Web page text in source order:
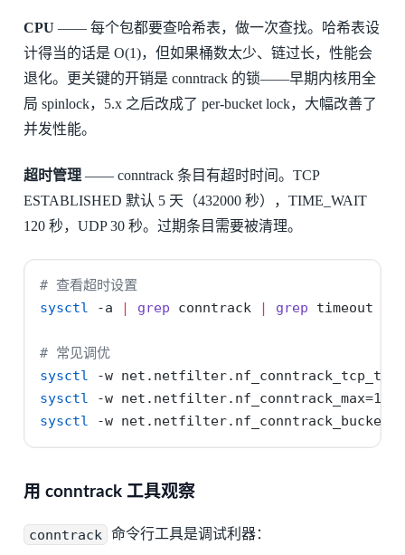
CPU —— 每个包都要查哈希表，做一次查找。哈希表设
计得当的话是 O(1)，但如果桶数太少、链过长，性能会
退化。更关键的开销是 conntrack 的锁——早期内核用全
局 spinlock，5.x 之后改成了 per-bucket lock，大幅改善了
并发性能。
超时管理—— conntrack 条目有超时时间。TCP
ESTABLISHED 默认 5 天（432000 秒），TIME_WAIT
120 秒，UDP 30 秒。过期条目需要被清理。
# 查看超时设置
sysctl
-a | grep conntrack | grep timeout
# 常见调优
sysctl
-w
sysctl
-w
sysctl
-w
用 conntrack 工具观察
conntrack 命令行工具是调试利器：